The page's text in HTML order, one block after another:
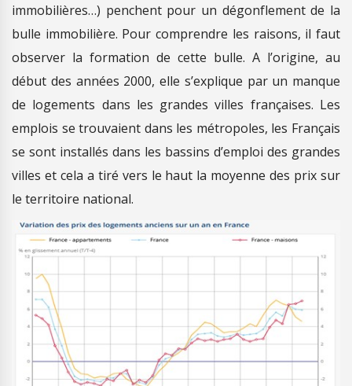
immobilières…) penchent pour un dégonflement de la
bulle immobilière. Pour comprendre les raisons, il faut
observer la formation de cette bulle. A l’origine, au
début des années 2000, elle s’explique par un manque
de logements dans les grandes villes françaises. Les
emplois se trouvaient dans les métropoles, les Français
se sont installés dans les bassins d’emploi des grandes
villes et cela a tiré vers le haut la moyenne des prix sur
le territoire national.